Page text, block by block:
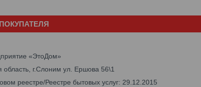
«ЭтоДом»
область, г.Слоним ул. Ершова 56\1
реестре/Реестре бытовых услуг: 29.12.2015